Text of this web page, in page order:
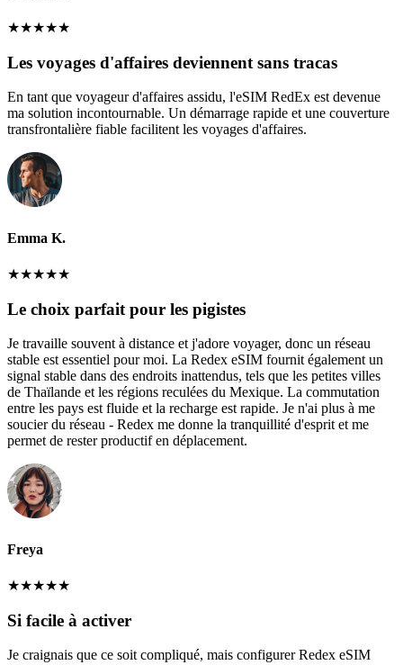
★★★★★
Les voyages d'affaires deviennent sans tracas
En tant que voyageur d'affaires assidu, l'eSIM RedEx est devenue
ma solution incontournable. Un démarrage rapide et une couverture
transfrontalière fiable facilitent les voyages d'affaires.
Emma K.
★★★★★
Le choix parfait pour les pigistes
Je travaille souvent à distance et j'adore voyager, donc un réseau
stable est essentiel pour moi. La Redex eSIM fournit également un
signal stable dans des endroits inattendus, tels que les petites villes
de Thaïlande et les régions reculées du Mexique. La commutation
entre les pays est fluide et la recharge est rapide. Je n'ai plus à me
soucier du réseau - Redex me donne la tranquillité d'esprit et me
permet de rester productif en déplacement.
Freya
★★★★★
Si facile à activer
Je craignais que ce soit compliqué, mais configurer Redex eSIM